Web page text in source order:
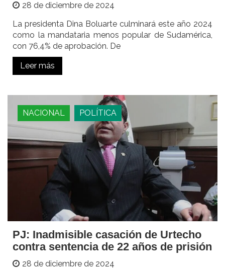
28 de diciembre de 2024
La presidenta Dina Boluarte culminará este año 2024
como la mandataria menos popular de Sudamérica,
con 76,4% de aprobación. De
Leer más
NACIONAL POLÍTICA
PJ: Inadmisible casación de Urtecho
contra sentencia de 22 años de prisión
28 de diciembre de 2024